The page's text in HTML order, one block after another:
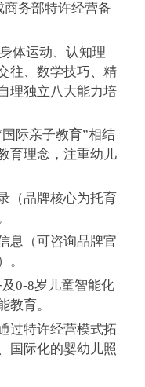
商务部特许经营备
体运动、认知理
往、数学技巧、精
理独立八大能力培
际亲子教育”相结
育理念，注重幼儿
（品牌核心为托育
息（可咨询品牌官
。
0-8岁儿童智能化
教育‌。
过特许经营模式拓
国际化的婴幼儿照